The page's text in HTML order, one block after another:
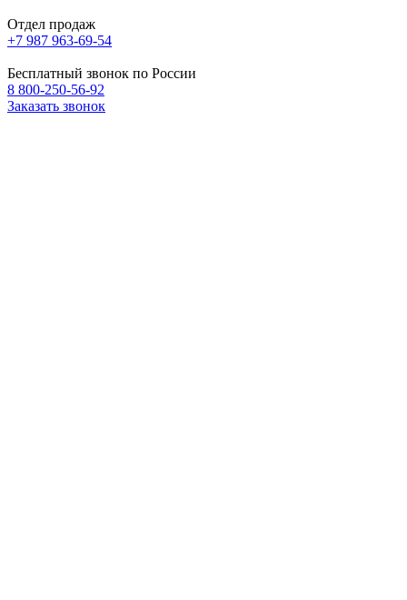
Отдел продаж
+7 987 963-69-54
Бесплатный звонок по России
8 800-250-56-92
Заказать звонок